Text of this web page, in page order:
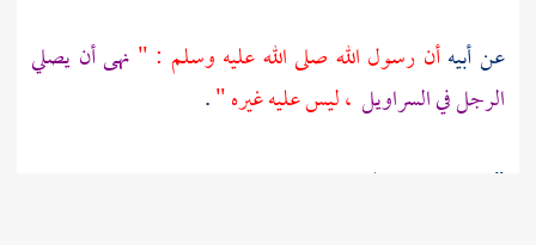
عن أبيهأن رسول الله صلى الله عليه وسلم : " نهى أن يصلي
الرجل في السراويل ، ليس عليه غيره ".
" لا يروى هذا الحديث عن